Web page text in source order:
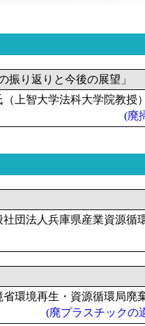
振り返りと今後の展望」
上智大学法科大学院教授
(廃
団法人兵庫県産業資源循
省環境再生・資源循環局廃
(廃プラスチックの